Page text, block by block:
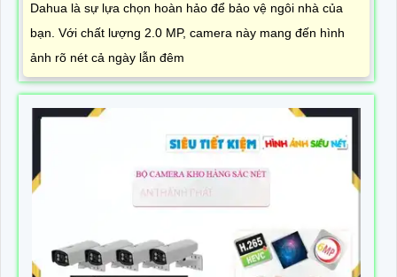
Dahua là sự lựa chọn hoàn hảo để bảo vệ ngôi nhà của
bạn. Với chất lượng 2.0 MP, camera này mang đến hình
ảnh rõ nét cả ngày lẫn đêm